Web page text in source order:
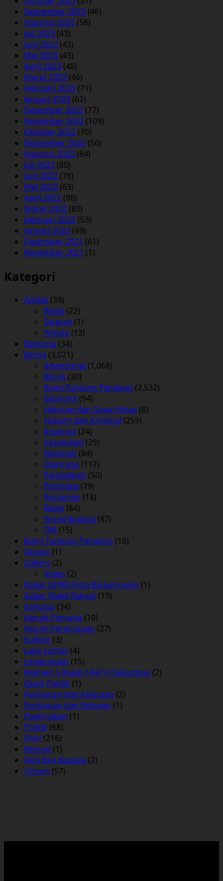
September 2023 (46)
Agustus 2023 (58)
Juli 2023 (43)
Juni 2023 (43)
Mei 2023 (43)
April 2023 (48)
Maret 2023 (46)
Februari 2023 (71)
Januari 2023 (62)
Desember 2022 (77)
November 2022 (109)
Oktober 2022 (70)
September 2022 (50)
Agustus 2022 (84)
Juli 2022 (80)
Juni 2022 (78)
Mei 2022 (63)
April 2022 (86)
Maret 2022 (80)
Februari 2022 (53)
Januari 2022 (49)
Desember 2021 (61)
November 2021 (1)
Kategori
Artikel (39)
Religi (22)
Sejarah (1)
Wisata (13)
Bencana (34)
Berita (3,021)
Advertorial (1,068)
Bisnis (30)
Bumi Tuntung Pandang (2,532)
Ekonomi (94)
Hiburan dan Gaya Hidup (8)
Hukum dan Kriminal (259)
Inspirasi (24)
Kesehatan (29)
Nasional (84)
Olahraga (117)
Pendidikan (50)
Peristiwa (79)
Pertanian (18)
Religi (84)
Sosial Budaya (87)
TNI (15)
Bumi Tuntung Pandang (16)
Fesyen (1)
Gallery (2)
Video (2)
Kabar DPRD Kota Banjarmasin (1)
Kabar Wakil Rakyat (19)
Kampus (34)
Kiprah Pemuda (10)
Kiprah Perempuan (27)
Kuliner (3)
Laka Lantas (4)
Lingkungan (15)
Momen 5 Rajab 1447 H Sekumpul (2)
Opini Publik (1)
Perikanan dan Kelautan (2)
Perikanan dan Nelayan (1)
Peternakan (1)
Politik (68)
Polri (216)
Rescue (1)
Seni dan Budaya (2)
Umum (57)